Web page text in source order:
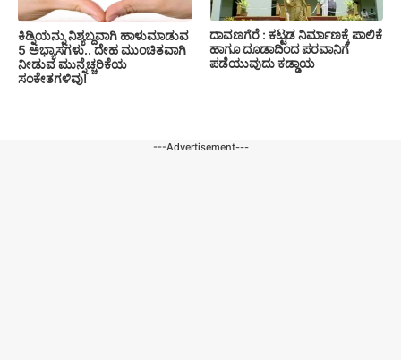
ಕಿಡ್ನಿಯನ್ನು ನಿಶ್ಯಬ್ದವಾಗಿ ಹಾಳುಮಾಡುವ
5 ಅಭ್ಯಾಸಗಳು.. ದೇಹ ಮುಂಚಿತವಾಗಿ
ನೀಡುವ ಮುನ್ನೆಚ್ಚರಿಕೆಯ
ಸಂಕೇತಗಳಿವು!
ದಾವಣಗೆರೆ : ಕಟ್ಟಡ ನಿರ್ಮಾಣಕ್ಕೆ ಪಾಲಿಕೆ
ಹಾಗೂ ದೂಡಾದಿಂದ ಪರವಾನಿಗೆ
ಪಡೆಯುವುದು ಕಡ್ಡಾಯ
---Advertisement---